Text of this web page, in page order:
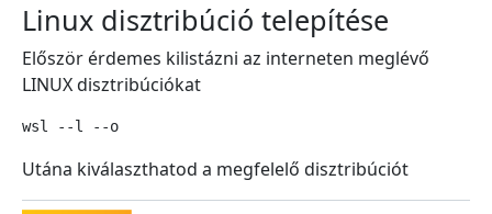
Linux disztribúció telepítése
Először érdemes kilistázni az interneten meglévő
LINUX disztribúciókat
wsl --l --o
Utána kiválaszthatod a megfelelő disztribúciót